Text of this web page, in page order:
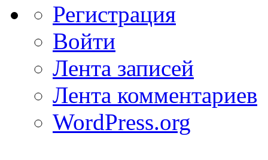
Регистрация
Войти
Лента записей
Лента комментариев
WordPress.org